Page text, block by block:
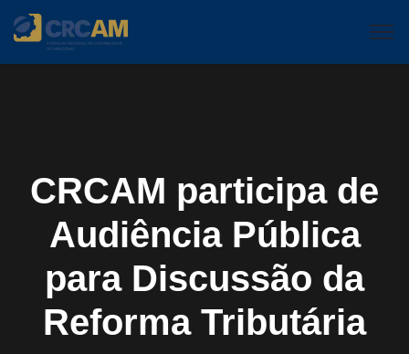
CRCAM participa de
Audiência Pública
para Discussão da
Reforma Tributária